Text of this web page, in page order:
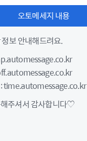
오토메세지 내용
보 안내해드려요.
time.automessage.co.kr
주셔서 감사합니다♡
1544-6893
평일 09 ~ 18시 운영